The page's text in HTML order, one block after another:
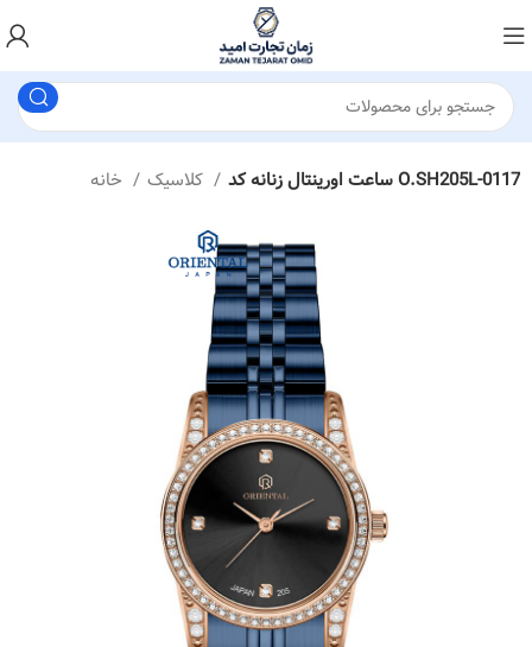
کلاسیک ساعت اورینتال زنانه کد O.SH205L-0117